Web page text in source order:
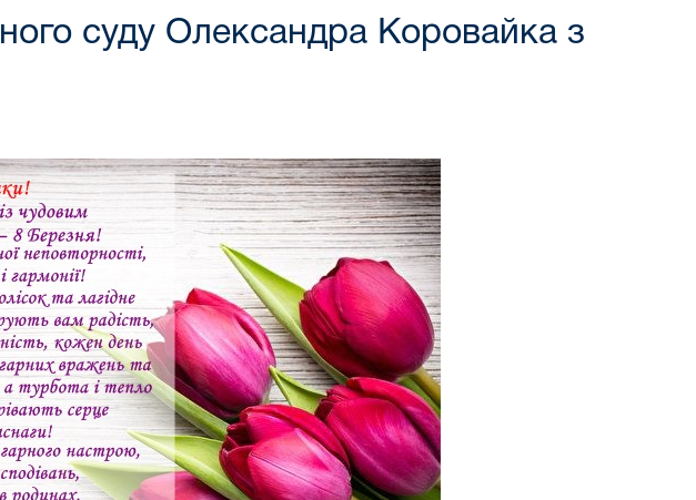
суду Олександра Коровайка з